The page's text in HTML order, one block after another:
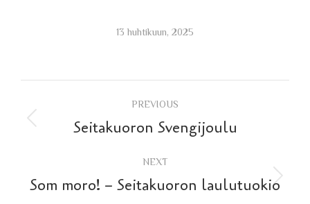
13 huhtikuun, 2025
Post
navigation
PREVIOUS
Previous
Seitakuoron Svengijoulu
NEXT
Next
Som moro! – Seitakuoron laulutuokio